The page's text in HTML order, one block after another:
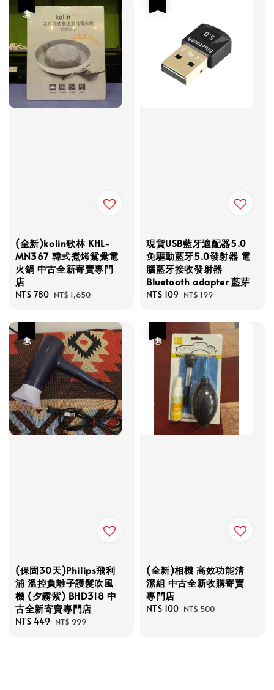
(全新)kolin歌林 KHL-
MN367 韓式煮烤鴛鴦電
火鍋 中古全新寄賣專門
店
Sale
NT$ 780 Regular
NT$ 1,650
現貨USB藍牙適配器5.0
免驅動藍牙5.0發射器 電
腦藍牙接收發射器
Bluetooth adapter 藍芽
Sale
NT$ 109 Regular
NT$ 199
(保固30天)Philips飛利
浦 溫控負離子護髮吹風
機 (夕霧紫) BHD318 中
古全新寄賣專門店
Sale
NT$ 449 Regular
NT$ 999
(全新)相機 高效功能清
潔組 中古全新收購寄賣
專門店
Sale
NT$ 100 Regular
NT$ 500